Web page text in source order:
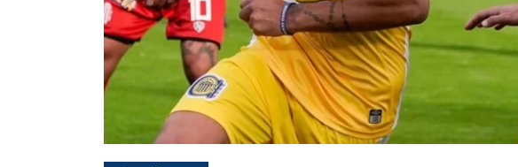
El Nacional de Clubes A llega a Córdoba
Simonet
Lista de la selección femenina de Argentina
2026
Lista de la selección masculina de Argentina